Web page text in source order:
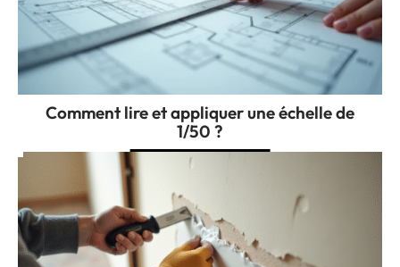
Comment lire et appliquer une échelle de
1/50 ?